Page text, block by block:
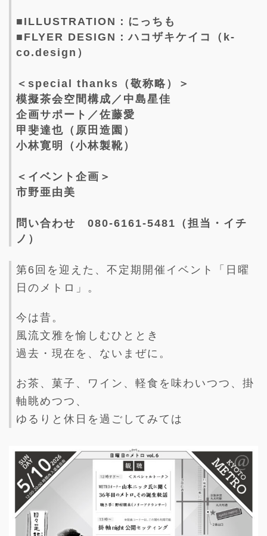
■ILLUSTRATION：にっちも
■FLYER DESIGN：ハコザキケイコ（k-
co.design）
＜special thanks（敬称略）＞
模擬茶会空間構成／中島星佳
企画サポート／佐藤愛
甲斐達也（原田造園）
小林寛明（小林製靴）
＜イベント企画＞
市野亜由美
問い合わせ 080-6161-5481（担当・イチ
ノ）
第6回を迎えた、不定期開催イベント「日曜
日のメトロ」。
今は昔。
風流文雅を愉しむひととき
過去・現在を、ないまぜに。
お茶、菓子、ワイン、軽食を味わいつつ、掛
軸眺めつつ、
ゆるりと休日を過ごしてみては